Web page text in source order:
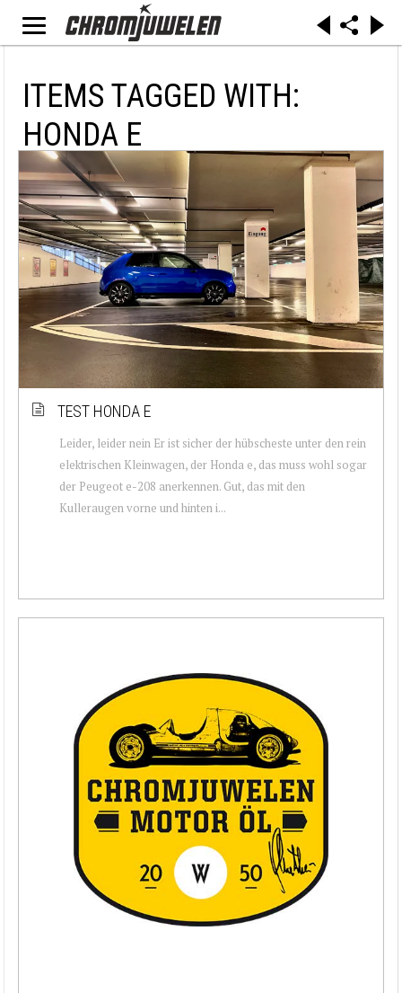
ITEMS TAGGED WITH:
HONDA E
TEST HONDA E
Leider, leider nein Er ist sicher der hübscheste unter den rein
elektrischen Kleinwagen, der Honda e, das muss wohl sogar
der Peugeot e-208 anerkennen. Gut, das mit den
Kulleraugen vorne und hinten i...